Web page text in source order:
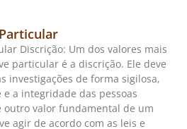
Discrição: Um dos valores mais
particular é a discrição. Ele deve
investigações de forma sigilosa,
a integridade das pessoas
outro valor fundamental de um
agir de acordo com as leis e